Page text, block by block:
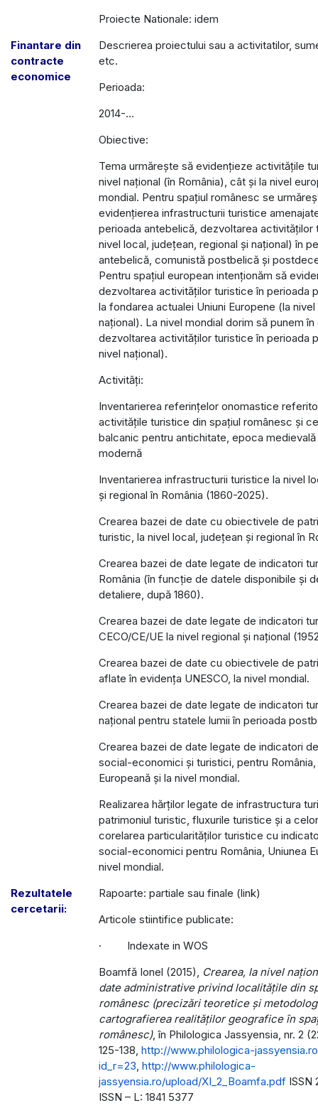
Proiecte Nationale: idem
Finantare din
contracte
economice
Descrierea proiectului sau a activitatilor,
etc.
Perioada:
2014-...
Obiective:
Tema urmărește să evidențieze activitățile
nivel național (în România), cât și la nivel
mondial. Pentru spațiul românesc se
evidențierea infrastructurii turistice
perioada antebelică, dezvoltarea activităților
nivel local, județean, regional și național) în
antebelică, comunistă postbelică și
Pentru spațiul european intenționăm să
dezvoltarea activităților turistice în perioada
la fondarea actualei Uniuni Europene (la
național). La nivel mondial dorim să punem
dezvoltarea activităților turistice în perioada
nivel național).
Activități:
Inventarierea referințelor onomastice
activitățile turistice din spațiul românesc și
balcanic pentru antichitate, epoca
modernă
Inventarierea infrastructurii turistice la nivel
și regional în România (1860-2025).
Crearea bazei de date cu obiectivele de
turistic, la nivel local, județean și regional în
Crearea bazei de date legate de indicatori
România (în funcție de datele disponibile și
detaliere, după 1860).
Crearea bazei de date legate de indicatori
CECO/CE/UE la nivel regional și național
Crearea bazei de date cu obiectivele de
aflate în evidența UNESCO, la nivel mondial.
Crearea bazei de date legate de indicatori
național pentru statele lumii în perioada
Crearea bazei de date legate de indicatori
social-economici și turistici, pentru România,
Europeană și la nivel mondial.
Realizarea hărților legate de infrastructura
patrimoniul turistic, fluxurile turistice și a
corelarea particularităților turistice cu
social-economici pentru România, Uniunea
nivel mondial.
Rezultatele
cercetarii:
Rapoarte: partiale sau finale (link)
Articole stiintifice publicate:
· Indexate in WOS
Boamfă Ionel (2015),
Crearea, la nivel
date administrative privind localitățile din
românesc (precizări teoretice și
cartografierea realităților geografice în
românesc), în Philologica Jassyensia, nr. 2
125-138, http://www.philologica-
id_r=23 http://www.philologica-
jassyensia.ro/upload/XI_2_Boamfa.pdf ISSN
ISSN – L: 1841 5377